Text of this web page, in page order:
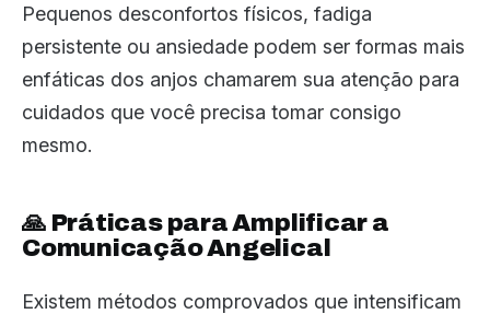
Pequenos desconfortos físicos, fadiga
persistente ou ansiedade podem ser formas mais
enfáticas dos anjos chamarem sua atenção para
cuidados que você precisa tomar consigo
mesmo.
🙏 Práticas para Amplificar a
Comunicação Angelical
Existem métodos comprovados que intensificam